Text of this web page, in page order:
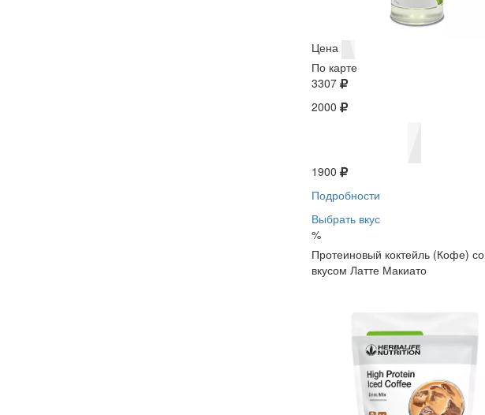
Цена
По карте
3307
2000
1900
Подробности
Выбрать вкус
%
Протеиновый коктейль (Кофе) со
вкусом Латте Макиато